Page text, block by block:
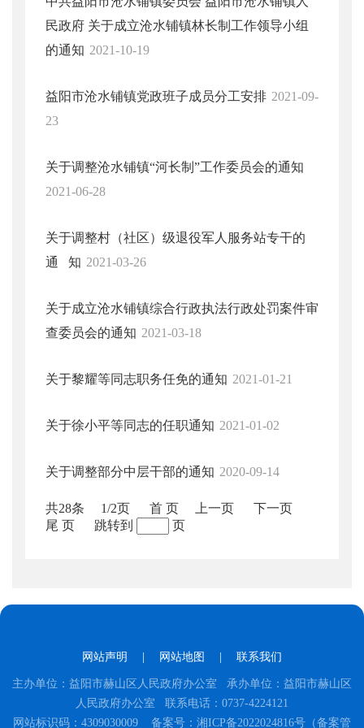
民政府 关于成立沧水铺镇林长制工作领导小组
的通知 2021-10-19
益阳市沧水铺镇党政班子成员分工安排 2021-09-
23
关于调整沧水铺镇“河长制”工作委员会的通知
2021-06-28
关于调整村（社区）级退役军人服务站专干的
通 知 2021-03-26
关于成立沧水铺镇综合行政执法行政处罚案件审
查委员会的通知 2021-03-18
关于黎耀等同志职务任免的通知 2021-01-21
关于徐小平等同志的任职通知 2021-01-02
关于调整部分中层干部的通知 2020-09-14
共28条 1/2页 首 页 上一页
下一页
尾 页
跳转到 页
网站声明 网站地图 联系我们
主办单位：益阳市赫山区人民政府办公室 承办单位：益阳市赫山区
人民政府办公室 联系电话：0737-4224121
网站标识码：4309030009 备案号：湘ICP备2022024816号（备案管